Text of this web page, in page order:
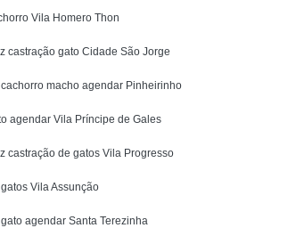
Animais Silvestres
Veterinário
para Animais
para Animais
para Animais
para Animais
Vila Homero Thon
castração gato Cidade São Jorge
macho agendar Pinheirinho
agendar Vila Príncipe de Gales
castração de gatos Vila Progresso
Vila Assunção
agendar Santa Terezinha